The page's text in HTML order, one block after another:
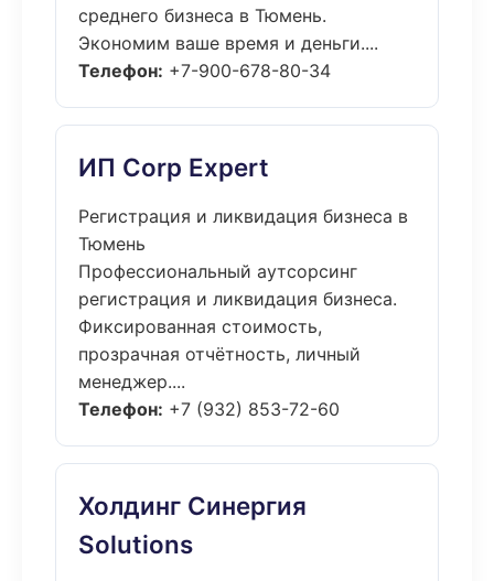
среднего бизнеса в Тюмень.
Экономим ваше время и деньги....
Телефон: +7-900-678-80-34
ИП Corp Expert
Регистрация и ликвидация бизнеса в
Тюмень
Профессиональный аутсорсинг
регистрация и ликвидация бизнеса.
Фиксированная стоимость,
прозрачная отчётность, личный
менеджер....
Телефон: +7 (932) 853-72-60
Холдинг Синергия
Solutions